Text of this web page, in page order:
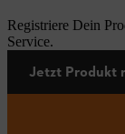
Registriere Dein
Service.
Jetzt Produkt